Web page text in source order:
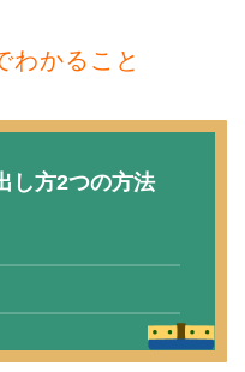
わかること
し方2つの方法